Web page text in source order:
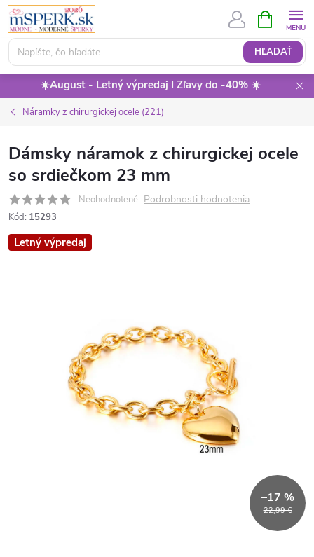
Prejsť
obsah
HĽADAŤ
KOŠÍK
☀️August - Letný výpredaj I Zľavy do -40% ☀️
Náramky z chirurgickej ocele (221)
Dámsky náramok z chirurgickej ocele
so srdiečkom 23 mm
Neohodnotené Podrobnosti hodnotenia
Kód: 15293
Letný výpredaj
22,99 €
–17 %